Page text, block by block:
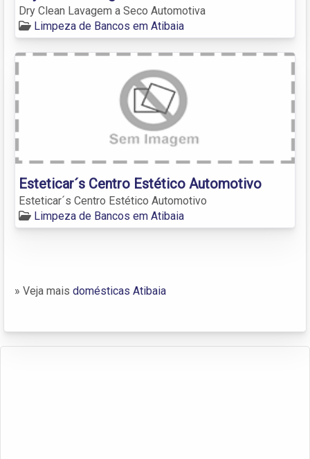
Dry Clean Lavagem a Seco Automotiva
Limpeza de Bancos em Atibaia
Esteticar´s Centro Estético Automotivo
Esteticar´s Centro Estético Automotivo
Limpeza de Bancos em Atibaia
» Veja mais domésticas Atibaia